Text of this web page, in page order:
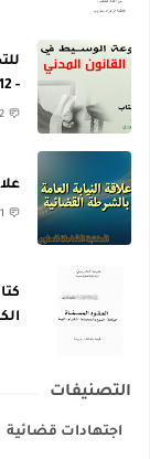
- 12جزء كامل - للدكتور عبد الرازق السنهوري
2
1
التصنيفات
اجتهادات قضائية